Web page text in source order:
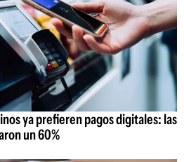
ya prefieren pagos digitales: las
un 60%